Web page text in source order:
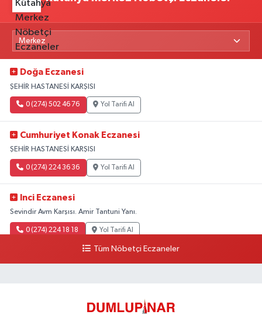
Doğa Eczanesi
ŞEHİR HASTANESİ KARŞISI
0 (274) 502 46 76 Yol Tarifi Al
Cumhuriyet Konak Eczanesi
ŞEHİR HASTANESİ KARŞISI
0 (274) 224 36 36 Yol Tarifi Al
Inci Eczanesi
Sevindir Avm Karşısı. Amir Tantuni Yanı.
0 (274) 224 18 18 Yol Tarifi Al
Tüm Nöbetçi Eczaneler